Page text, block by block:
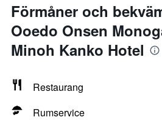
Förmåner och
Ooedo Onsen
Minoh Kanko Hotel
Restaurang
Rumservice